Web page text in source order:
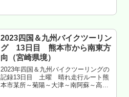
2023四国＆九州バイクツーリン
グ 13日目 熊本市から南東方
向（宮崎県境）
2023年四国＆九州バイクツーリングの
記録13日目 土曜 晴れ走行ルート熊
本市某所～菊陽～大津～南阿蘇～高森